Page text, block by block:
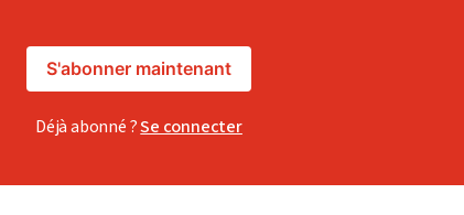
S'abonner maintenant
Déjà abonné ?Se connecter